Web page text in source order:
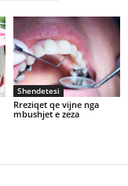
Shendetesi
Rreziqet qe vijne nga
mbushjet e zeza